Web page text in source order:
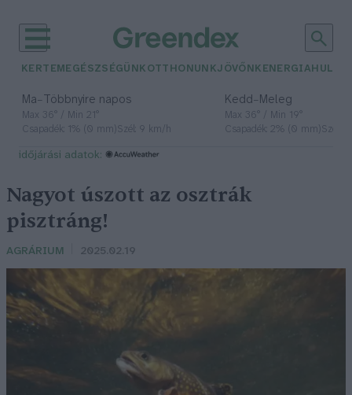
KERTEM EGÉSZSÉGÜNK OTTHONUNKJÖVŐNK ENERGIA
Ma– Többnyire napos
Max 36° / Min 21°
Csapadék: 1% (0 mm)Szél: 9 km/h
Kedd– Meleg
Max 36° / Min 19°
Csapadék: 2% (0 mm)Szél:
időjárási adatok:
Nagyot úszott az osztrák
pisztráng!
AGRÁRIUM 2025.02.19